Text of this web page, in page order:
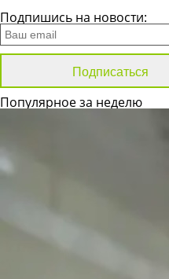
Подпишись на новости:
Популярное за неделю